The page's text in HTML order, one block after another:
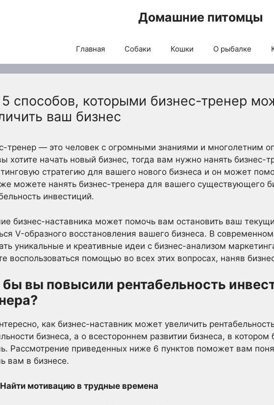
Домашние питомцы
Главная Собаки Кошки О рыбалке
5 способов, которыми бизнес-тренер
ваш бизнес
тренер — это человек с огромными знаниями и многолетним
хотите начать новый бизнес, тогда вам нужно нанять бизнес-
стратегию для вашего нового бизнеса и он может
можете нанять бизнес-тренера для вашего существующего
инвестиций.
бизнес-наставника может помочь вам остановить ваш
V-образного восстановления вашего бизнеса. В
уникальные и креативные идеи с бизнес-анализом
воспользоваться помощью во всех этих вопросах, наняв
вы повысили рентабельность
?
как бизнес-наставник может увеличить
бизнеса, а о всестороннем развитии бизнеса, в
Рассмотрение приведенных ниже 6 пунктов поможет вам
вам в бизнесе.
Найти мотивацию в трудные времена